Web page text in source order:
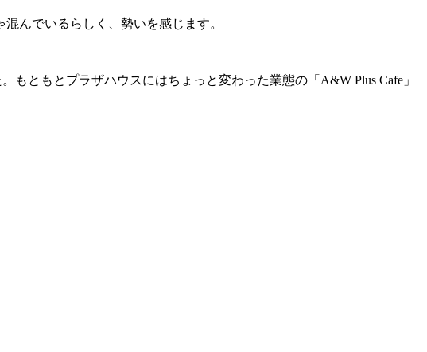
んでいるらしく、勢いを感じます。
ともとプラザハウスにはちょっと変わった業態の「A&W Plus Cafe」